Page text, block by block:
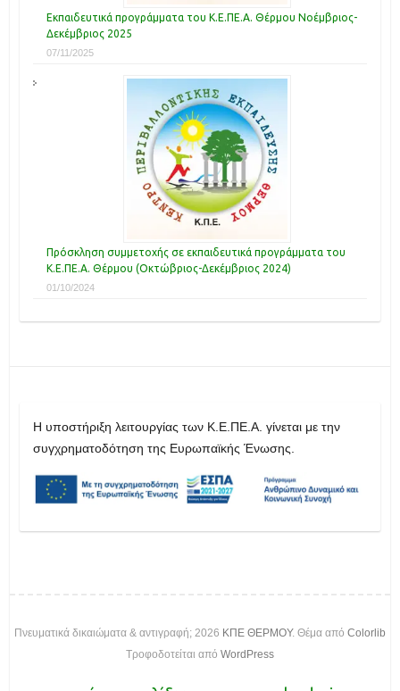
Εκπαιδευτικά προγράμματα του Κ.Ε.ΠΕ.Α. Θέρμου Νοέμβριος-
Δεκέμβριος 2025
07/11/2025
Πρόσκληση συμμετοχής σε εκπαιδευτικά προγράμματα του
Κ.Ε.ΠΕ.Α. Θέρμου (Οκτώβριος-Δεκέμβριος 2024)
01/10/2024
H υποστήριξη λειτουργίας των Κ.Ε.ΠΕ.Α. γίνεται με την
συγχρηματοδότηση της Ευρωπαϊκής Ένωσης.
Πνευματικά δικαιώματα & αντιγραφή; 2026 ΚΠΕ ΘΕΡΜΟΥ. Θέμα από Colorlib
Τροφοδοτείται από WordPress